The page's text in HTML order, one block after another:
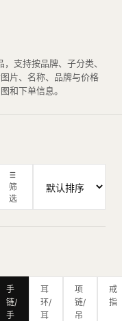
支持按品牌、子分类、
片、名称、品牌与价格
和下单信息。
筛
选
手
链/
手
耳
环/
耳
项
链/
吊
戒
指